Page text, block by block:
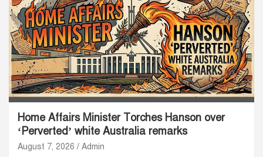
Home Affairs Minister Torches Hanson over
‘Perverted’ white Australia remarks
August 7, 2026 Admin